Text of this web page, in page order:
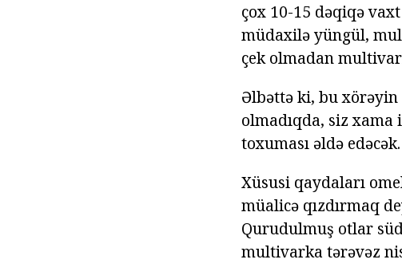
çox 10-15 dəqiqə
müdaxilə yüngül,
çek olmadan
Əlbəttə ki, bu
olmadıqda, siz
toxuması əldə
Xüsusi qaydaları
müalicə qızdırmaq
Qurudulmuş otlar
multivarka tərəvəz